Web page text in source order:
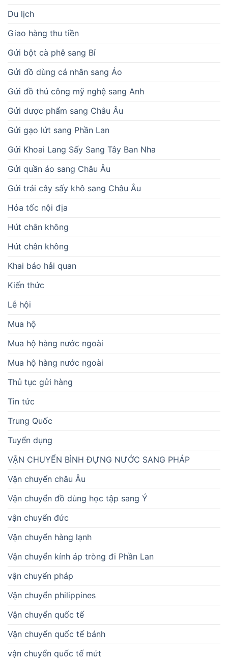
Du lịch
Giao hàng thu tiền
Gửi bột cà phê sang Bỉ
Gửi đồ dùng cá nhân sang Áo
Gửi đồ thủ công mỹ nghệ sang Anh
Gửi dược phẩm sang Châu Âu
Gửi gạo lứt sang Phần Lan
Gửi Khoai Lang Sấy Sang Tây Ban Nha
Gửi quần áo sang Châu Âu
Gửi trái cây sấy khô sang Châu Âu
Hỏa tốc nội địa
Hút chân không
Hút chân không
Khai báo hải quan
Kiến thức
Lễ hội
Mua hộ
Mua hộ hàng nước ngoài
Mua hộ hàng nước ngoài
Thủ tục gửi hàng
Tin tức
Trung Quốc
Tuyển dụng
VẬN CHUYỂN BÌNH ĐỰNG NƯỚC SANG PHÁP
Vận chuyển châu Âu
Vận chuyển đồ dùng học tập sang Ý
vận chuyển đức
Vận chuyển hàng lạnh
Vận chuyển kính áp tròng đi Phần Lan
vận chuyển pháp
Vận chuyển philippines
Vận chuyển quốc tế
Vận chuyển quốc tế bánh
vận chuyển quốc tế mứt